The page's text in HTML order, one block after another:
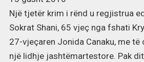
Një tjetër krim i rënd u regjistrua
Sokrat Shani, 65 vjeç nga fshati
27-vjeçaren Jonida Canaku, me të
një lidhje jashtëmartestore. Pak